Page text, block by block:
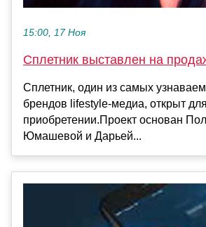
15:00, 17 Ноя
Сплетник выставлен на
Сплетник, один из самых
брендов lifestyle-медиа, открыт
приобретении.Проект основан
Юмашевой и Дарьей...